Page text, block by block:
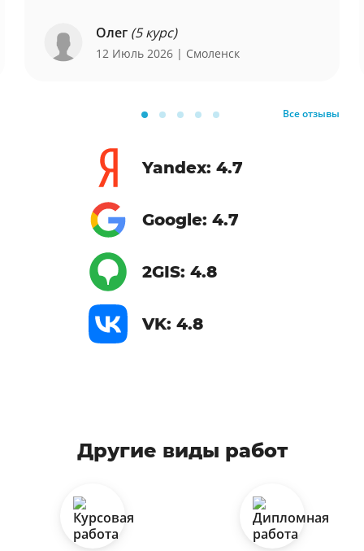
Олег (5 курс)
12 Июль 2026 | Смоленск
Все отзывы
Yandex: 4.7
Google: 4.7
2GIS: 4.8
VK: 4.8
Другие виды работ